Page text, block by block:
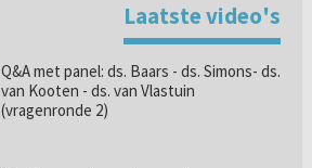
Laatste video's
Q&A met panel: ds. Baars - ds. Simons- ds.
van Kooten - ds. van Vlastuin
(vragenronde 2)